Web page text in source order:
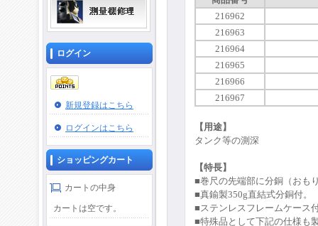
ログイン
新規登録はこちら
ログインはこちら
ショッピングカート
カートの中身
カートは空です。
216962
216963
216964
216965
216966
216967
【用途】
タンク等の測深
【特長】
■巻尺の先端部に分銅（おも
■真鍮製350g直結式分銅付。
■ステンレスフレームケース
■特殊品として下記の仕様も